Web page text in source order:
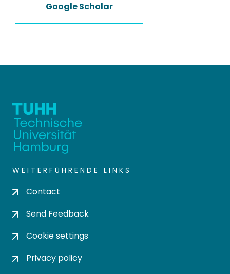
Google Scholar
WEITERFÜHRENDE LINKS
Contact
Send Feedback
Cookie settings
Privacy policy